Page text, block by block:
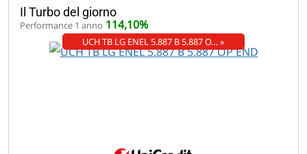
Il Turbo del giorno
Performance 1 anno 114,10%
UCH TB LG ENEL 5.887 B 5.887 O… »